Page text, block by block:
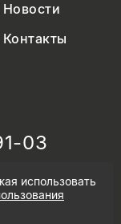
Новости
Контакты
03
использовать